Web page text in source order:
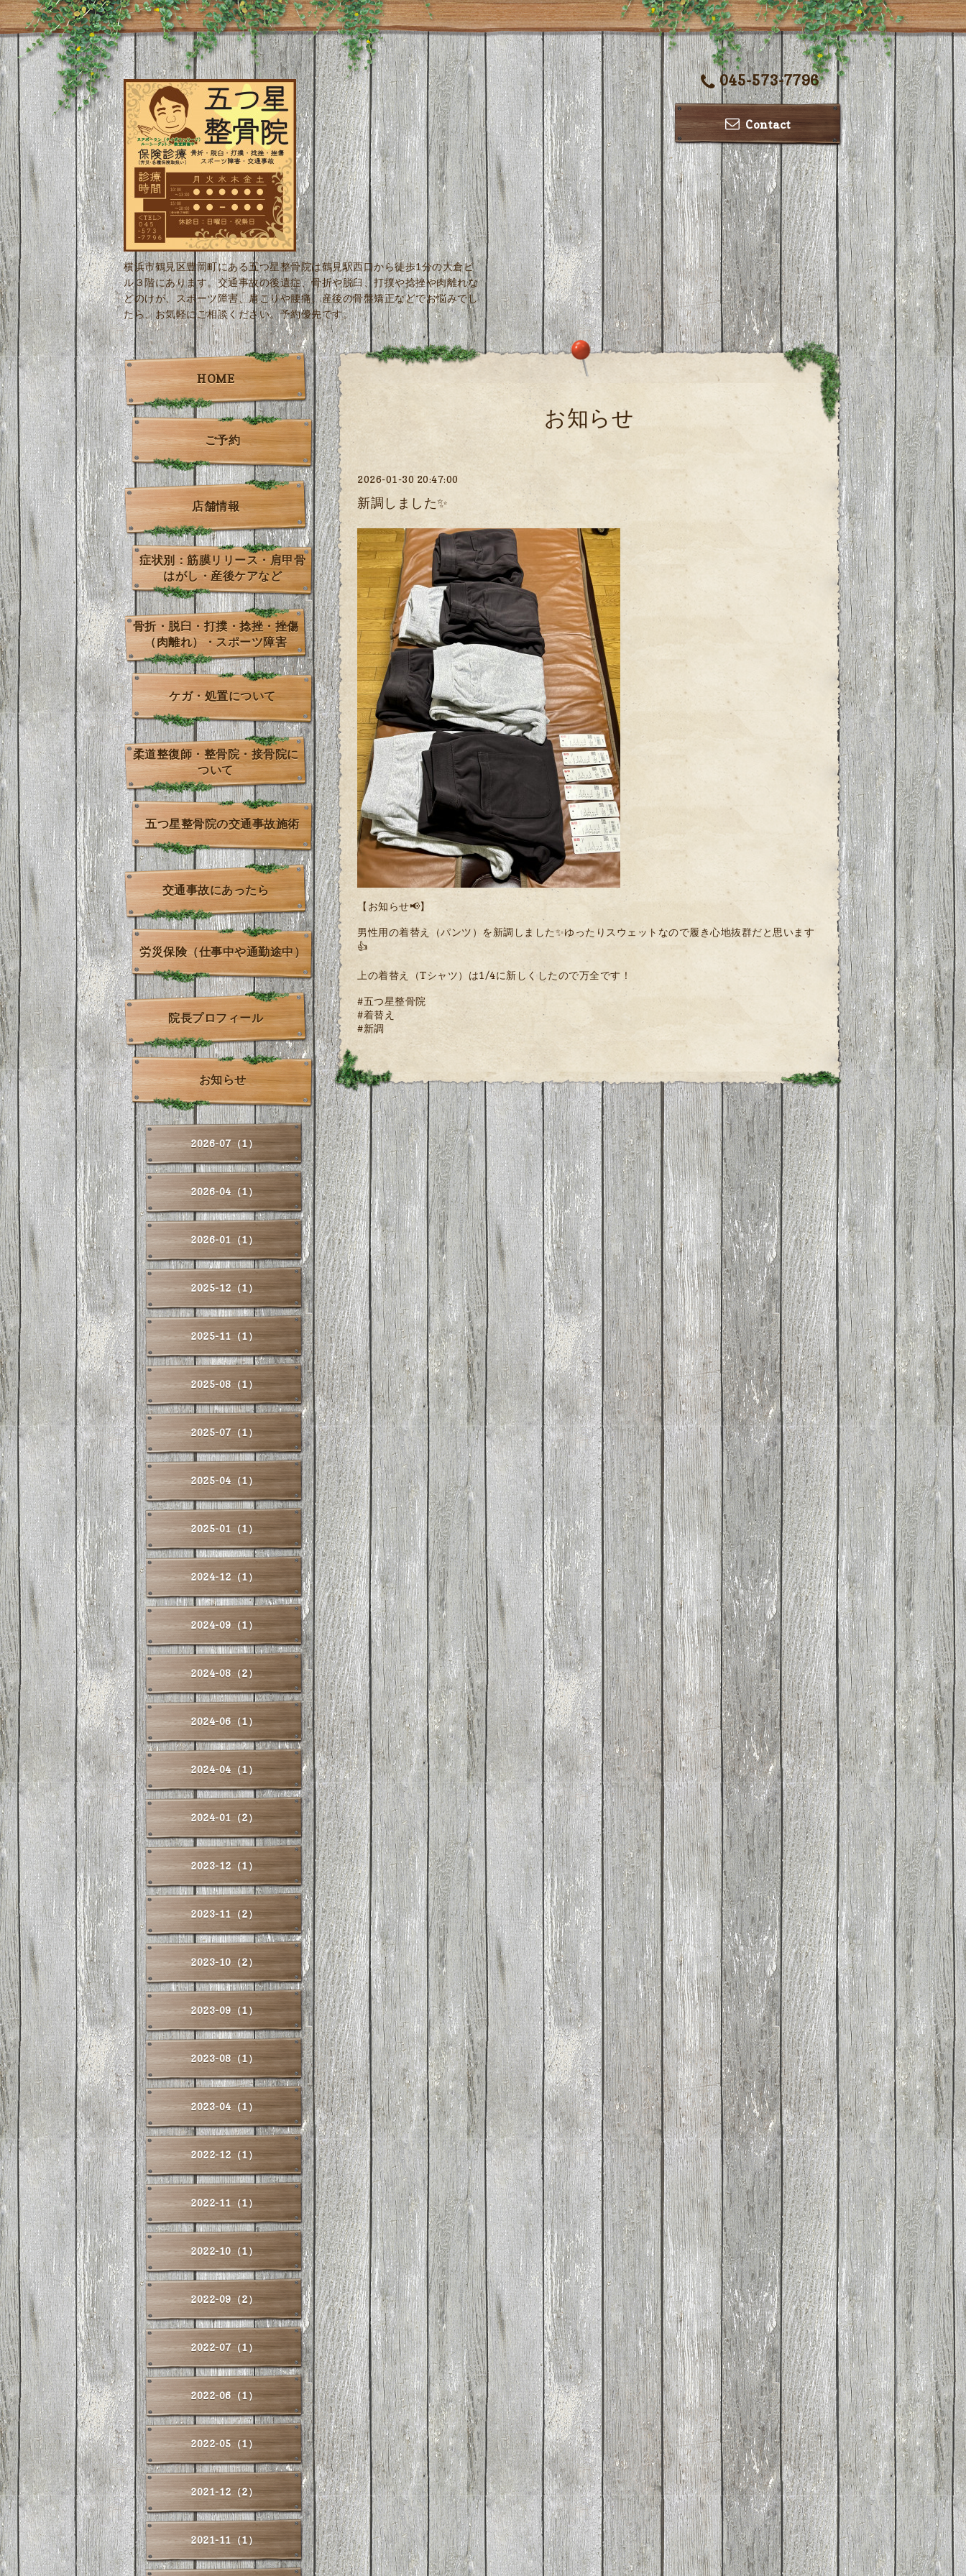
045-573-7796
Contact
横浜市鶴見区豊岡町にある五つ星整骨院は鶴見駅西口から徒歩1分の大倉ビ
ル３階にあります。交通事故の後遺症、骨折や脱臼、打撲や捻挫や肉離れな
どのけが、スポーツ障害、肩こりや腰痛、産後の骨盤矯正などでお悩みでし
たら、お気軽にご相談ください。予約優先です。
お知らせ
2026-01-30 20:47:00
新調しました✨
【お知らせ📢】
男性用の着替え（パンツ）を新調しました✨ゆったりスウェットなので履き心地抜群だと思います
👍
上の着替え（Tシャツ）は1/4に新しくしたので万全です！
#五つ星整骨院
#着替え
#新調
HOME
ご予約
店舗情報
症状別：筋膜リリース・肩甲骨
はがし・産後ケアなど
骨折・脱臼・打撲・捻挫・挫傷
（肉離れ）・スポーツ障害
ケガ・処置について
柔道整復師・整骨院・接骨院に
ついて
五つ星整骨院の交通事故施術
交通事故にあったら
労災保険（仕事中や通勤途中）
院長プロフィール
お知らせ
2026-07（1）
2026-04（1）
2026-01（1）
2025-12（1）
2025-11（1）
2025-08（1）
2025-07（1）
2025-04（1）
2025-01（1）
2024-12（1）
2024-09（1）
2024-08（2）
2024-06（1）
2024-04（1）
2024-01（2）
2023-12（1）
2023-11（2）
2023-10（2）
2023-09（1）
2023-08（1）
2023-04（1）
2022-12（1）
2022-11（1）
2022-10（1）
2022-09（2）
2022-07（1）
2022-06（1）
2022-05（1）
2021-12（2）
2021-11（1）